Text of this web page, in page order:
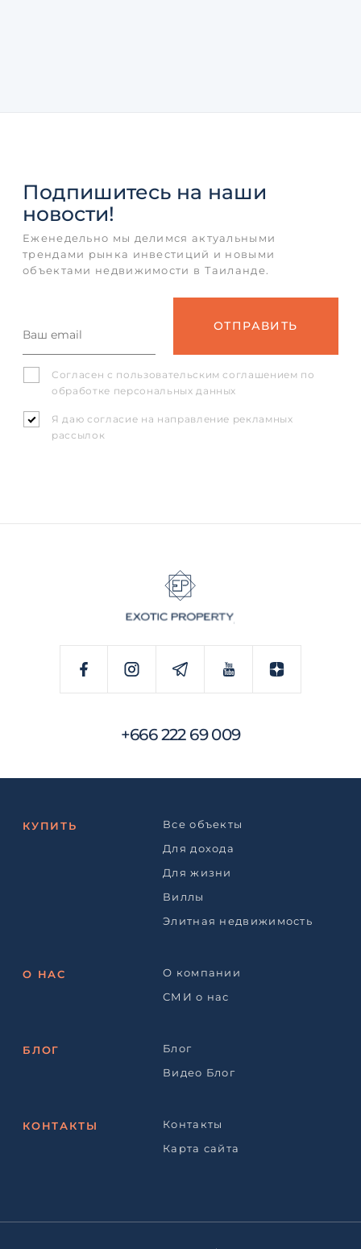
Подпишитесь на наши
новости!
Еженедельно мы делимся актуальными
трендами рынка инвестиций и новыми
объектами недвижимости в Таиланде.
Согласен с пользовательским соглашением по
обработке персональных данных
Я даю согласие на направление рекламных
рассылок
+666 222 69 009
КУПИТЬ
Все объекты
Для дохода
Для жизни
Виллы
Элитная недвижимость
О НАС
О компании
СМИ о нас
БЛОГ
Блог
Видео Блог
КОНТАКТЫ
Контакты
Карта сайта